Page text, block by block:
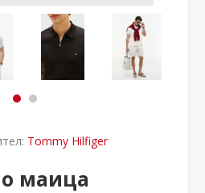
Tommy Hilfiger
маица